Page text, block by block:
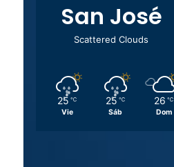
San José
Scattered Clouds
25 ℃
Vie
25 ℃
Sáb
26 ℃
Dom